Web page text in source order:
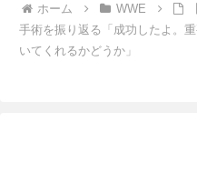
ホーム WWE
手術を振り返る「成功したよ。
いてくれるかどうか」